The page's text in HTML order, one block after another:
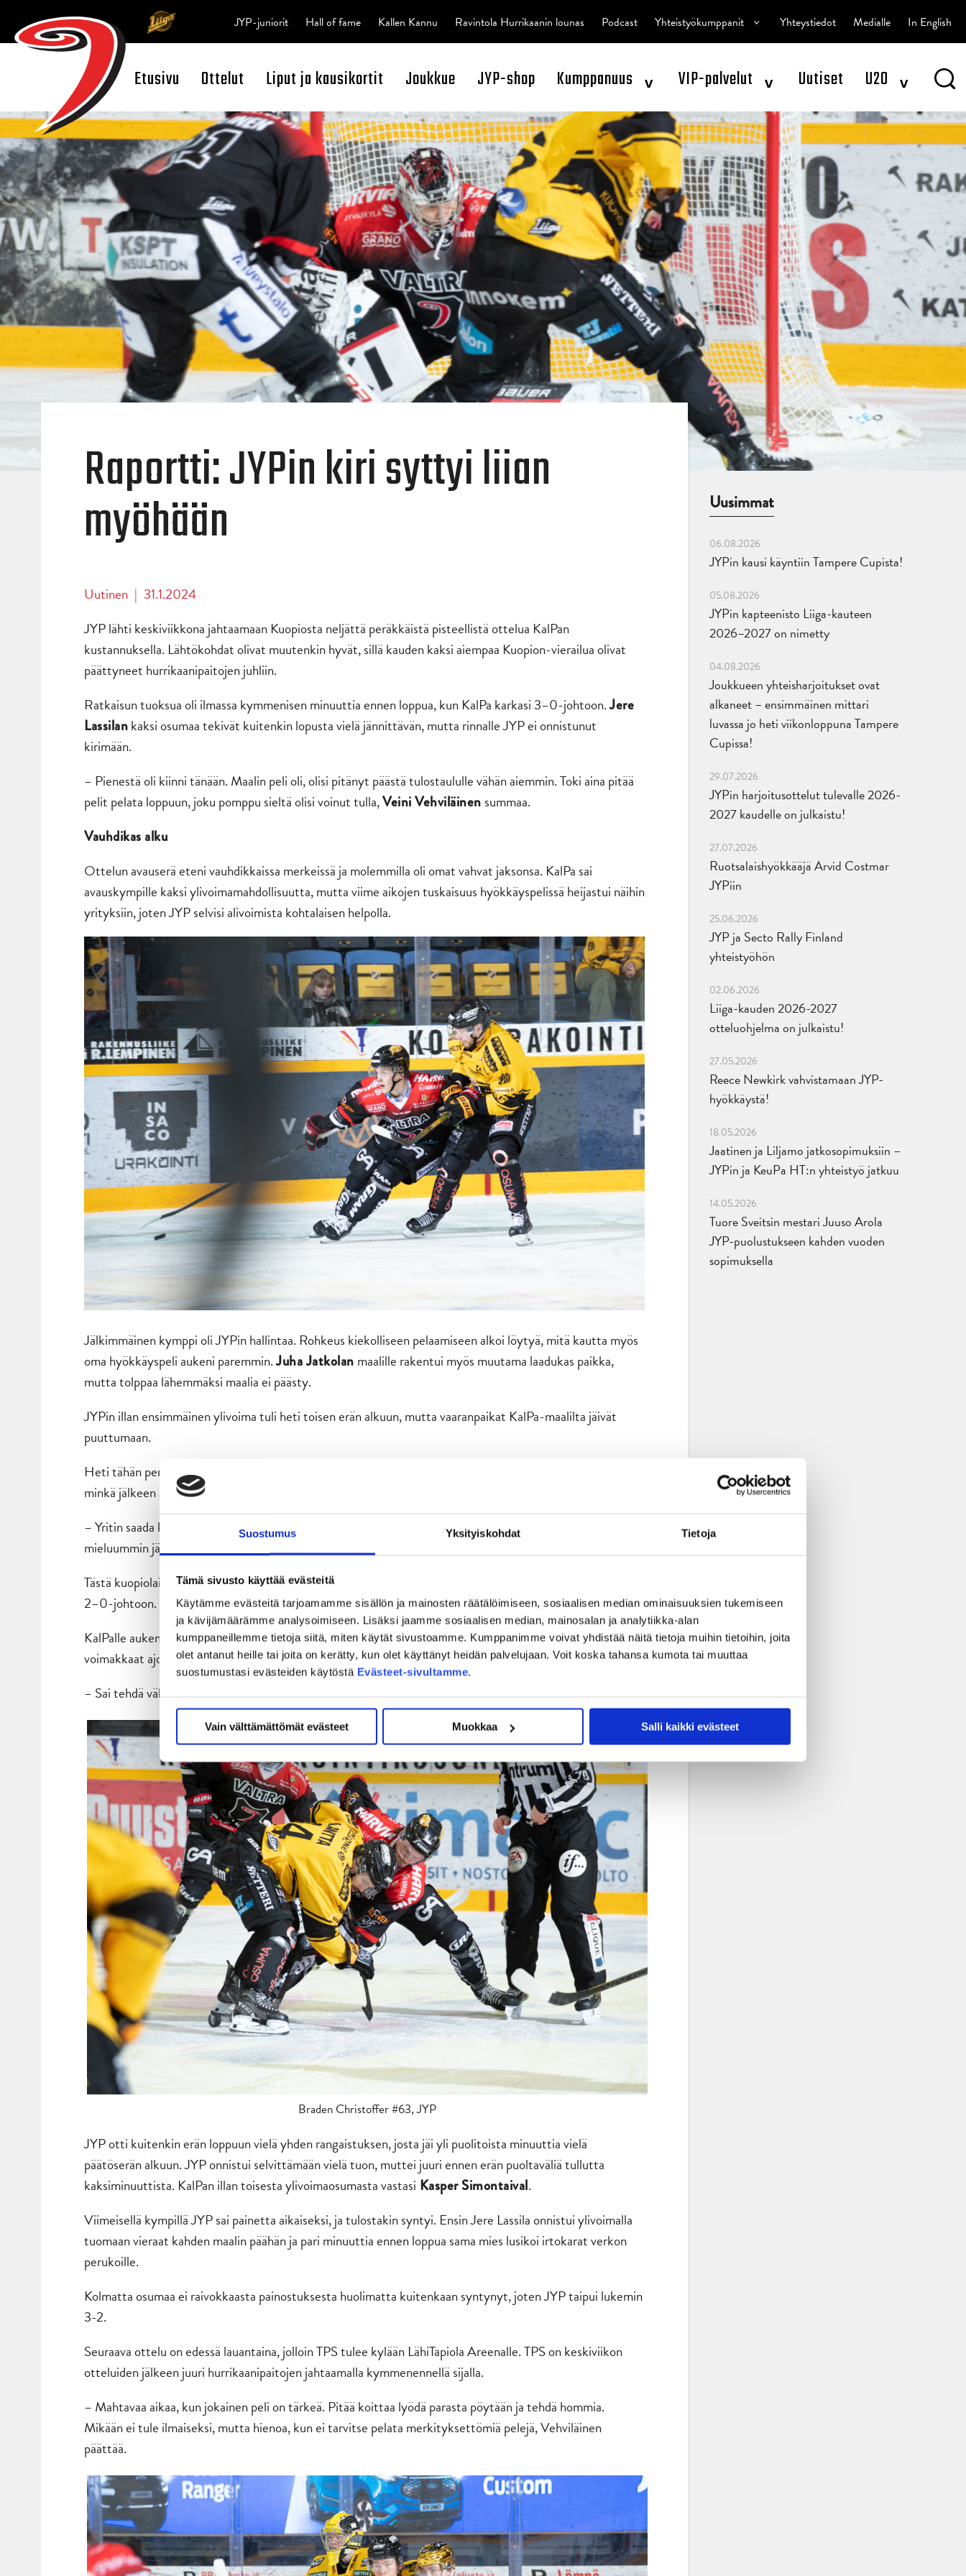
Suostumus Yksityiskohdat Tietoja
Tämä sivusto käyttää evästeitä
Käytämme evästeitä tarjoamamme sisällön ja mainosten räätälöimiseen, sosiaalisen median ominaisuuksien tukemiseen
ja kävijämäärämme analysoimiseen. Lisäksi jaamme sosiaalisen median, mainosalan ja analytiikka-alan
kumppaneillemme tietoja siitä, miten käytät sivustoamme. Kumppanimme voivat yhdistää näitä tietoja muihin tietoihin, joita
olet antanut heille tai joita on kerätty, kun olet käyttänyt heidän palvelujaan. Voit koska tahansa kumota tai muuttaa
suostumustasi evästeiden käytöstä Evästeet-sivultamme.
Vain välttämättömät evästeet Muokkaa Salli kaikki evästeet
Open Search
Etusivu Ottelut Liput ja kausikortit Joukkue JYP-shop Kumppanuus ^ VIP-palvelut ^ Uutiset U20 ^
JYP-juniorit Hall of fame Kallen Kannu Ravintola Hurrikaanin lounas Podcast Yhteistyökumppanit ^ Yhteystiedot Medialle In English
Raportti: JYPin kiri syttyi liian
myöhään
Uutinen | 31.1.2024
JYP lähti keskiviikkona jahtaamaan Kuopiosta neljättä peräkkäistä pisteellistä ottelua KalPan
kustannuksella. Lähtökohdat olivat muutenkin hyvät, sillä kauden kaksi aiempaa Kuopion-vierailua olivat
päättyneet hurrikaanipaitojen juhliin.
Ratkaisun tuoksua oli ilmassa kymmenisen minuuttia ennen loppua, kun KalPa karkasi 3–0-johtoon.Jere
Lassilankaksi osumaa tekivät kuitenkin lopusta vielä jännittävän, mutta rinnalle JYP ei onnistunut
kirimään.
– Pienestä oli kiinni tänään. Maalin peli oli, olisi pitänyt päästä tulostaululle vähän aiemmin. Toki aina pitää
pelit pelata loppuun, joku pomppu sieltä olisi voinut tulla,Veini Vehviläinen summaa.
Vauhdikas alku
Ottelun avauserä eteni vauhdikkaissa merkeissä ja molemmilla oli omat vahvat jaksonsa. KalPa sai
avauskympille kaksi ylivoimamahdollisuutta, mutta viime aikojen tuskaisuus hyökkäyspelissä heijastui näihin
yrityksiin, joten JYP selvisi alivoimista kohtalaisen helpolla.
Jälkimmäinen kymppi oli JYPin hallintaa. Rohkeus kiekolliseen pelaamiseen alkoi löytyä, mitä kautta myös
oma hyökkäyspeli aukeni paremmin.Juha Jatkolan maalille rakentui myös muutama laadukas paikka,
mutta tolppaa lähemmäksi maalia ei päästy.
JYPin illan ensimmäinen ylivoima tuli heti toisen erän alkuun, mutta vaaranpaikat KalPa-maalilta jäivät
puuttumaan.
Heti tähän perään Vehviläiselle osui musta hetki, kun hänen avaussyöttönsä lähti suoraan KalPa-pelaajalle,
minkä jälkeenJuuso Mäenpäällä
– Yritin saada kiekon väljemmille vesille, mutta kaveri saikin otettua alas. Ei voi kuin mennä eteenpäin,
mieluummin jäisi toki tekemättä. Virheetkin silti kuuluvat hommaan, Vehviläinen analysoi.
Tästä kuopiolaisten tekeminen vapautui, ja alle kaksi minuuttia myöhemmin
2–0-johtoon.
KalPalle aukeni loppuerän aikana parikin laadukasta paikkaa lisäosumiin, mutta niitä ei nähty. Kuopiolaisten
voimakkaat ajot maalille herättivät tunteita niin JYPin puolustajissa kuin maalivahdissa itsessään.
– Sai tehdä vähän järjestysmiehenkin hommia, kun ei pilli soinut, vaikka kynsille hakattiin.
Braden Christoffer #63, JYP
JYP otti kuitenkin erän loppuun vielä yhden rangaistuksen, josta jäi yli puolitoista minuuttia vielä
päätöserän alkuun. JYP onnistui selvittämään vielä tuon, muttei juuri ennen erän puoltaväliä tullutta
kaksiminuuttista. KalPan illan toisesta ylivoimaosumasta vastasi Kasper Simontaival.
Viimeisellä kympillä JYP sai painetta aikaiseksi, ja tulostakin syntyi. Ensin Jere Lassila onnistui ylivoimalla
tuomaan vieraat kahden maalin päähän ja pari minuuttia ennen loppua sama mies lusikoi irtokarat verkon
perukoille.
Kolmatta osumaa ei raivokkaasta painostuksesta huolimatta kuitenkaan syntynyt, joten JYP taipui lukemin
3-2.
Seuraava ottelu on edessä lauantaina, jolloin TPS tulee kylään LähiTapiola Areenalle. TPS on keskiviikon
otteluiden jälkeen juuri hurrikaanipaitojen jahtaamalla kymmenennellä sijalla.
– Mahtavaa aikaa, kun jokainen peli on tärkeä. Pitää koittaa lyödä parasta pöytään ja tehdä hommia.
Mikään ei tule ilmaiseksi, mutta hienoa, kun ei tarvitse pelata merkityksettömiä pelejä, Vehviläinen
päättää.
Uusimmat
06.08.2026
JYPin kausi käyntiin Tampere Cupista!
05.08.2026
JYPin kapteenisto Liiga-kauteen
2026–2027 on nimetty
04.08.2026
Joukkueen yhteisharjoitukset ovat
alkaneet – ensimmäinen mittari
luvassa jo heti viikonloppuna Tampere
Cupissa!
29.07.2026
JYPin harjoitusottelut tulevalle 2026-
2027 kaudelle on julkaistu!
27.07.2026
Ruotsalaishyökkääjä Arvid Costmar
JYPiin
25.06.2026
JYP ja Secto Rally Finland
yhteistyöhön
02.06.2026
Liiga-kauden 2026-2027
otteluohjelma on julkaistu!
27.05.2026
Reece Newkirk vahvistamaan JYP-
hyökkäystä!
18.05.2026
Jaatinen ja Liljamo jatkosopimuksiin –
JYPin ja KeuPa HT:n yhteistyö jatkuu
14.05.2026
Tuore Sveitsin mestari Juuso Arola
JYP-puolustukseen kahden vuoden
sopimuksella